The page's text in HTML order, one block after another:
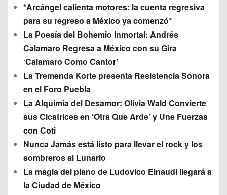
*Arcángel calienta motores: la cuenta regresiva
para su regreso a México ya comenzó*
La Poesía del Bohemio Inmortal: Andrés
Calamaro Regresa a México con su Gira
‘Calamaro Como Cantor’
La Tremenda Korte presenta Resistencia Sonora
en el Foro Puebla
La Alquimia del Desamor: Olivia Wald Convierte
sus Cicatrices en ‘Otra Que Arde’ y Une Fuerzas
con Coti
Nunca Jamás está listo para llevar el rock y los
sombreros al Lunario
La magia del piano de Ludovico Einaudi llegará a
la Ciudad de México